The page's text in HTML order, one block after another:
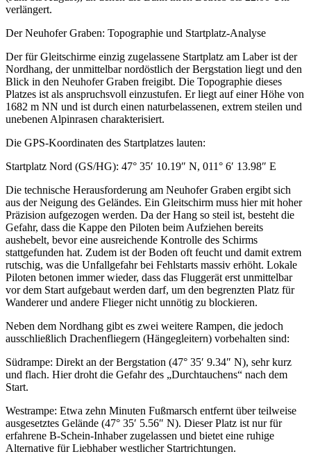
verlängert.
Der Neuhofer Graben: Topographie und Startplatz-Analyse
Der für Gleitschirme einzig zugelassene Startplatz am Laber ist der
Nordhang, der unmittelbar nordöstlich der Bergstation liegt und den
Blick in den Neuhofer Graben freigibt. Die Topographie dieses
Platzes ist als anspruchsvoll einzustufen. Er liegt auf einer Höhe von
1682 m NN und ist durch einen naturbelassenen, extrem steilen und
unebenen Alpinrasen charakterisiert.
Die GPS-Koordinaten des Startplatzes lauten:
Startplatz Nord (GS/HG): 47° 35′ 10.19″ N, 011° 6′ 13.98″ E
Die technische Herausforderung am Neuhofer Graben ergibt sich
aus der Neigung des Geländes. Ein Gleitschirm muss hier mit hoher
Präzision aufgezogen werden. Da der Hang so steil ist, besteht die
Gefahr, dass die Kappe den Piloten beim Aufziehen bereits
aushebelt, bevor eine ausreichende Kontrolle des Schirms
stattgefunden hat. Zudem ist der Boden oft feucht und damit extrem
rutschig, was die Unfallgefahr bei Fehlstarts massiv erhöht. Lokale
Piloten betonen immer wieder, dass das Fluggerät erst unmittelbar
vor dem Start aufgebaut werden darf, um den begrenzten Platz für
Wanderer und andere Flieger nicht unnötig zu blockieren.
Neben dem Nordhang gibt es zwei weitere Rampen, die jedoch
ausschließlich Drachenfliegern (Hängegleitern) vorbehalten sind:
Südrampe: Direkt an der Bergstation (47° 35′ 9.34″ N), sehr kurz
und flach. Hier droht die Gefahr des „Durchtauchens“ nach dem
Start.
Westrampe: Etwa zehn Minuten Fußmarsch entfernt über teilweise
ausgesetztes Gelände (47° 35′ 5.56″ N). Dieser Platz ist nur für
erfahrene B-Schein-Inhaber zugelassen und bietet eine ruhige
Alternative für Liebhaber westlicher Startrichtungen.